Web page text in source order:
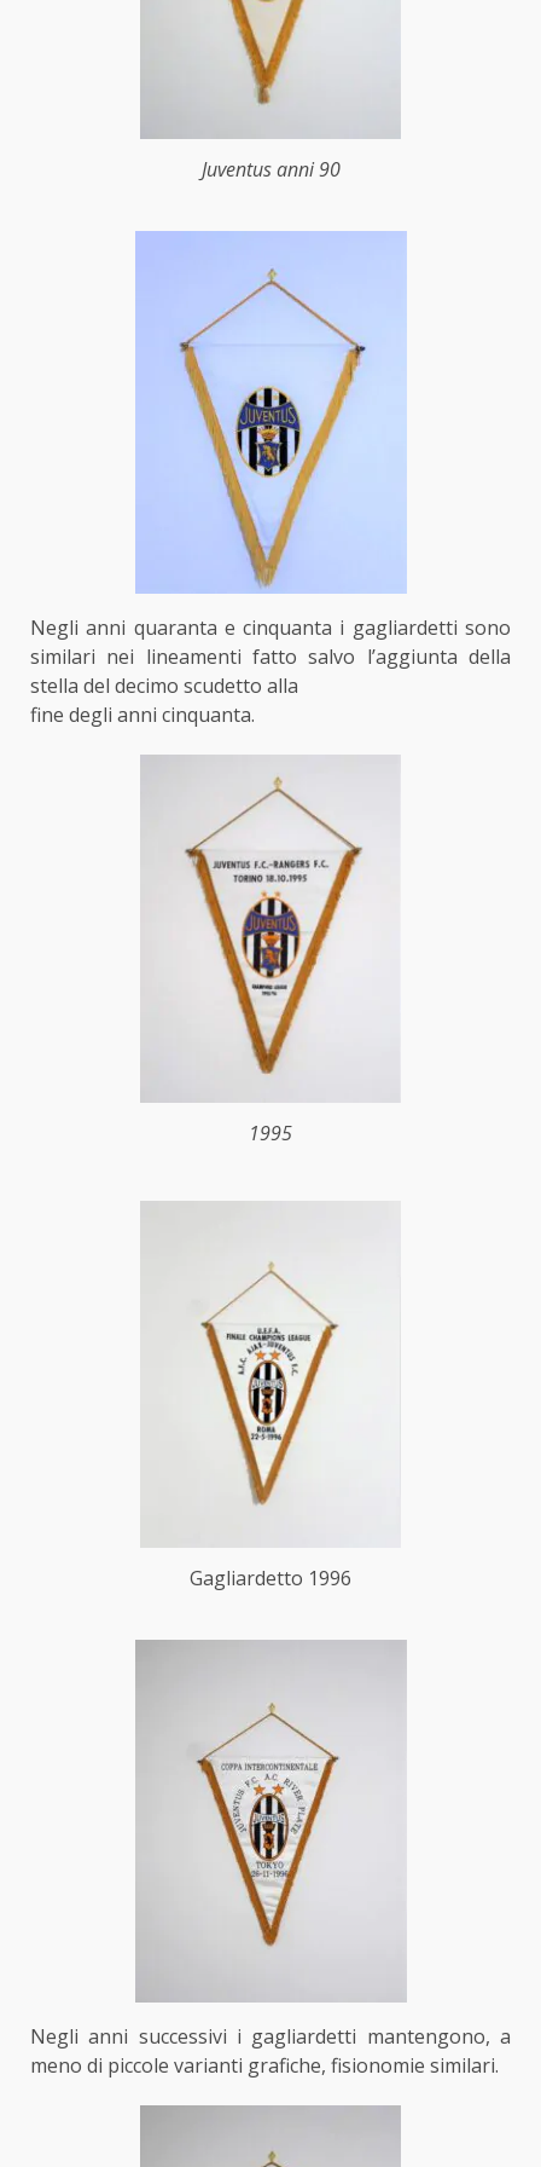
Juventus anni 90
Negli anni quaranta e cinquanta i gagliardetti sono
similari nei lineamenti fatto salvo l’aggiunta della
stella del decimo scudetto alla
fine degli anni cinquanta.
1995
Gagliardetto 1996
Negli anni successivi i gagliardetti mantengono, a
meno di piccole varianti grafiche, fisionomie similari.